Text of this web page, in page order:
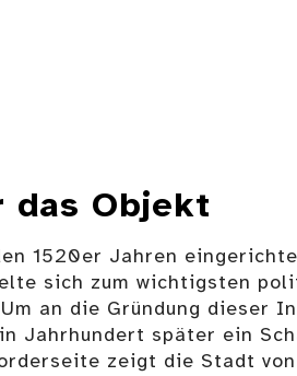
das Objekt
1520er Jahren
sich zum wichtigsten
Um an die Gründung dieser
Jahrhundert später ein
zeigt die Stadt